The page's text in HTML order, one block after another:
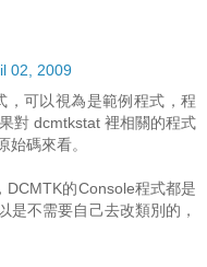
02, 2009
，可以視為是範例程式，程
對 dcmtkstat 裡相關的程式
始碼來看。
DCMTK的Console程式都是
是不需要自己去改類別的，